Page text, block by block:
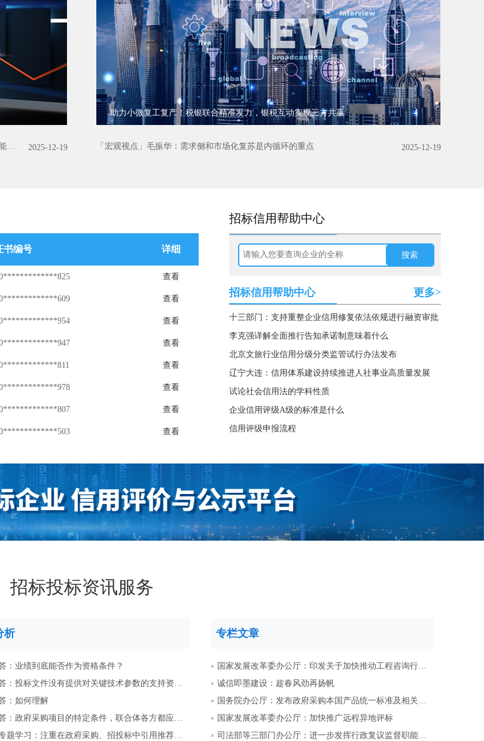
业信
。
2025-12-19
助力小微复工复产！税银联合精准发力，银税互动实现三方共赢
「宏观视点」毛振华：需求侧和市场化复苏是内循环的重点 2025-12-19
书编号 详细
查看
查看
查看
查看
查看
查看
查看
查看
招标信用帮助中心
招标信用帮助中心 更多>
十三部门：支持重整企业信用修复依法依规进行融资审批
李克强详解全面推行告知承诺制意味着什么
北京文旅行业信用分级分类监管试行办法发布
辽宁大连：信用体系建设持续推进人社事业高质量发展
试论社会信用法的学科性质
企业信用评级A级的标准是什么
信用评级申报流程
招标投标资讯服务
析
：业绩到底能否作为资格条件？
投标文件没有提供对关键技术参数的支持资料咋办？
：如何理解
政府采购项目的特定条件，联合体各方都应具备吗？
题学习：注重在政府采购、招投标中引用推荐性标准
专栏文章
国家发展改革委办公厅：印发关于加快推动工程咨询行业高质量发展的意见
诚信即墨建设：趁春风劲再扬帆
国务院办公厅：发布政府采购本国产品统一标准及相关政策
国家发展改革委办公厅：加快推广远程异地评标
司法部等三部门办公厅：进一步发挥行政复议监督职能，规范涉企行政执法